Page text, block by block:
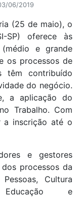
06/2019
(25 de maio), o
SP) oferece às
e grande
os processos de
têm contribuído
do negócio.
a aplicação do
Trabalho. Com
a inscrição até o
e gestores
processos da
Cultura
Educação e